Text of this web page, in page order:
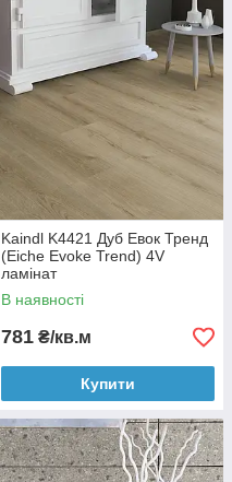
Kaindl K4421 Дуб Евок Тренд
(Eiche Evoke Trend) 4V
ламінат
В наявності
781 ₴/кв.м
Купити